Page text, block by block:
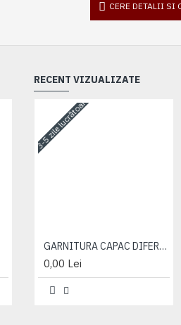
CERE DETALII SI
3-5 zile lucrătoare
ACCESORIU CAPOTA 1221
0,00 Lei
RECENT VIZUALIZATE
3-5 zile lucrătoare
GARNITURA CAPAC DIFERENTIAL 50-2401025-A
0,00 Lei